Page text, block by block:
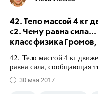
42. Тело массой 4 кг
с2. Чему равна
класс физика
42. Тело массой 4 кг
равна сила, сообщающая
30 мая 2017